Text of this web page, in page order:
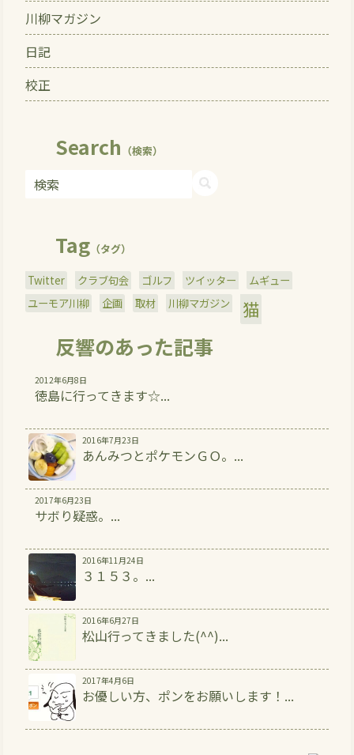
川柳マガジン
日記
校正
Search （検索）
Tag（タグ）
Twitter クラブ句会 ゴルフ ツイッター
ムギュー
ユーモア川柳
企画 取材 川柳マガジン 猫
反響のあった記事
2012年6月8日
徳島に行ってきます☆...
2016年7月23日
あんみつとポケモンＧＯ。...
2017年6月23日
サボり疑惑。...
2016年11月24日
３１５３。...
2016年6月27日
松山行ってきました(^^)...
2017年4月6日
お優しい方、ポンをお願いします！...